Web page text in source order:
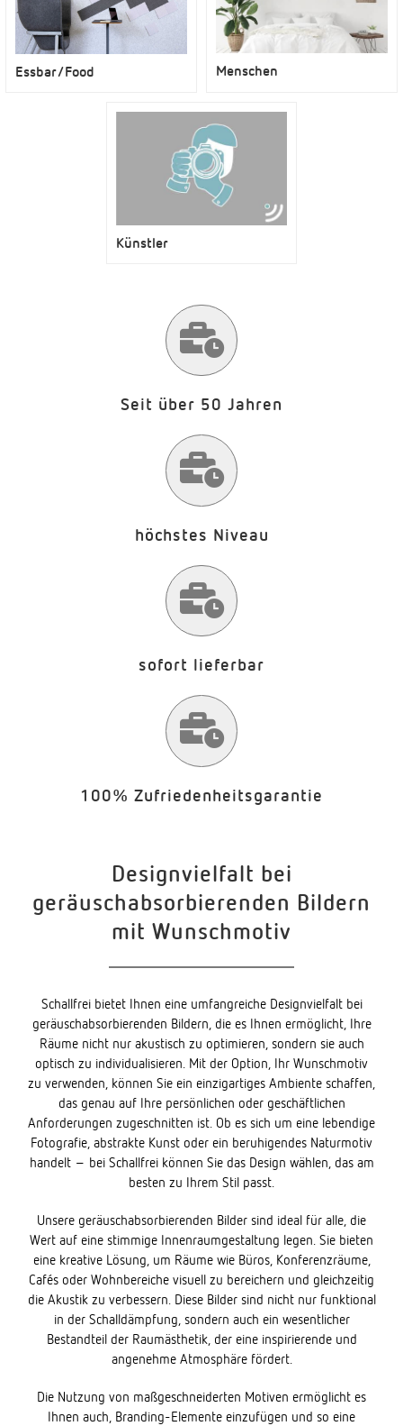
Essbar/Food Menschen
Künstler
Seit über 50 Jahren
höchstes Niveau
sofort lieferbar
100% Zufriedenheitsgarantie
Designvielfalt bei
geräuschabsorbierenden Bildern
mit Wunschmotiv
Schallfrei bietet Ihnen eine umfangreiche Designvielfalt bei
geräuschabsorbierenden Bildern, die es Ihnen ermöglicht, Ihre
Räume nicht nur akustisch zu optimieren, sondern sie auch
optisch zu individualisieren. Mit der Option, Ihr Wunschmotiv
zu verwenden, können Sie ein einzigartiges Ambiente schaffen,
das genau auf Ihre persönlichen oder geschäftlichen
Anforderungen zugeschnitten ist. Ob es sich um eine lebendige
Fotografie, abstrakte Kunst oder ein beruhigendes Naturmotiv
handelt – bei Schallfrei können Sie das Design wählen, das am
besten zu Ihrem Stil passt.
Unsere geräuschabsorbierenden Bilder sind ideal für alle, die
Wert auf eine stimmige Innenraumgestaltung legen. Sie bieten
eine kreative Lösung, um Räume wie Büros, Konferenzräume,
Cafés oder Wohnbereiche visuell zu bereichern und gleichzeitig
die Akustik zu verbessern. Diese Bilder sind nicht nur funktional
in der Schalldämpfung, sondern auch ein wesentlicher
Bestandteil der Raumästhetik, der eine inspirierende und
angenehme Atmosphäre fördert.
Die Nutzung von maßgeschneiderten Motiven ermöglicht es
Ihnen auch, Branding-Elemente einzufügen und so eine